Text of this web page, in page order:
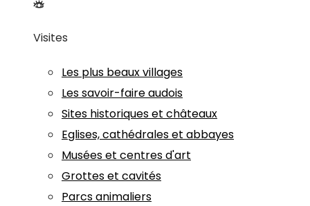
Visites
Les plus beaux villages
Les savoir-faire audois
Sites historiques et châteaux
Eglises, cathédrales et abbayes
Musées et centres d'art
Grottes et cavités
Parcs animaliers